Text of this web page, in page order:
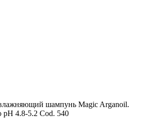
шампунь Magic Arganoil.
pH 4.8-5.2 Cod. 540